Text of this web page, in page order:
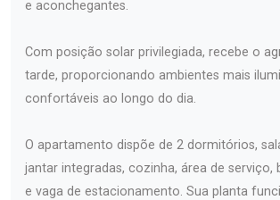
e aconchegantes.
Com posição solar privilegiada, recebe o
tarde, proporcionando ambientes mais
confortáveis ao longo do dia.
O apartamento dispõe de 2 dormitórios,
jantar integradas, cozinha, área de serviço,
e vaga de estacionamento. Sua planta